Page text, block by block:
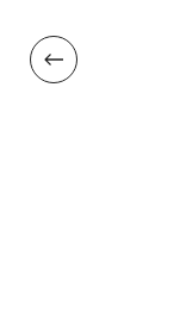
АКСЕССУАРЫ